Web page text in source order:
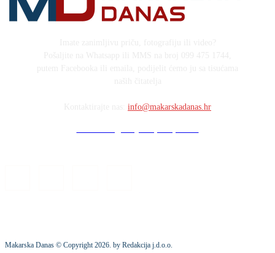
info@makarskadanas.hr
Makarska Danas © Copyright2026. by Redakcija j.d.o.o.